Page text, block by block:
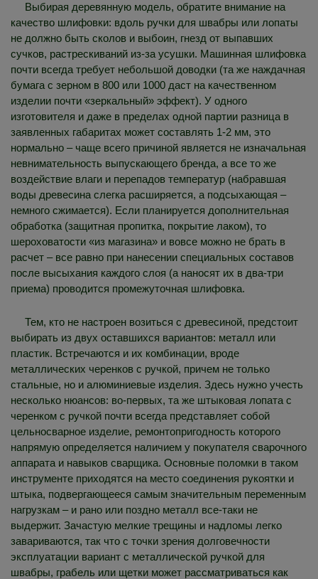
Выбирая деревянную модель, обратите внимание на
качество шлифовки: вдоль ручки для швабры или лопаты
не должно быть сколов и выбоин, гнезд от выпавших
сучков, растрескиваний из-за усушки. Машинная шлифовка
почти всегда требует небольшой доводки (та же наждачная
бумага с зерном в 800 или 1000 даст на качественном
изделии почти «зеркальный» эффект). У одного
изготовителя и даже в пределах одной партии разница в
заявленных габаритах может составлять 1-2 мм, это
нормально – чаще всего причиной является не изначальная
невнимательность выпускающего бренда, а все то же
воздействие влаги и перепадов температур (набравшая
воды древесина слегка расширяется, а подсыхающая –
немного сжимается). Если планируется дополнительная
обработка (защитная пропитка, покрытие лаком), то
шероховатости «из магазина» и вовсе можно не брать в
расчет – все равно при нанесении специальных составов
после высыхания каждого слоя (а наносят их в два-три
приема) проводится промежуточная шлифовка.
Тем, кто не настроен возиться с древесиной, предстоит
выбирать из двух оставшихся вариантов: металл или
пластик. Встречаются и их комбинации, вроде
металлических черенков с ручкой, причем не только
стальные, но и алюминиевые изделия. Здесь нужно учесть
несколько нюансов: во-первых, та же штыковая лопата с
черенком с ручкой почти всегда представляет собой
цельносварное изделие, ремонтопригодность которого
напрямую определяется наличием у покупателя сварочного
аппарата и навыков сварщика. Основные поломки в таком
инструменте приходятся на место соединения рукоятки и
штыка, подвергающееся самым значительным переменным
нагрузкам – и рано или поздно металл все-таки не
выдержит. Зачастую мелкие трещины и надломы легко
завариваются, так что с точки зрения долговечности
эксплуатации вариант с металлической ручкой для
швабры, грабель или щетки может рассматриваться как